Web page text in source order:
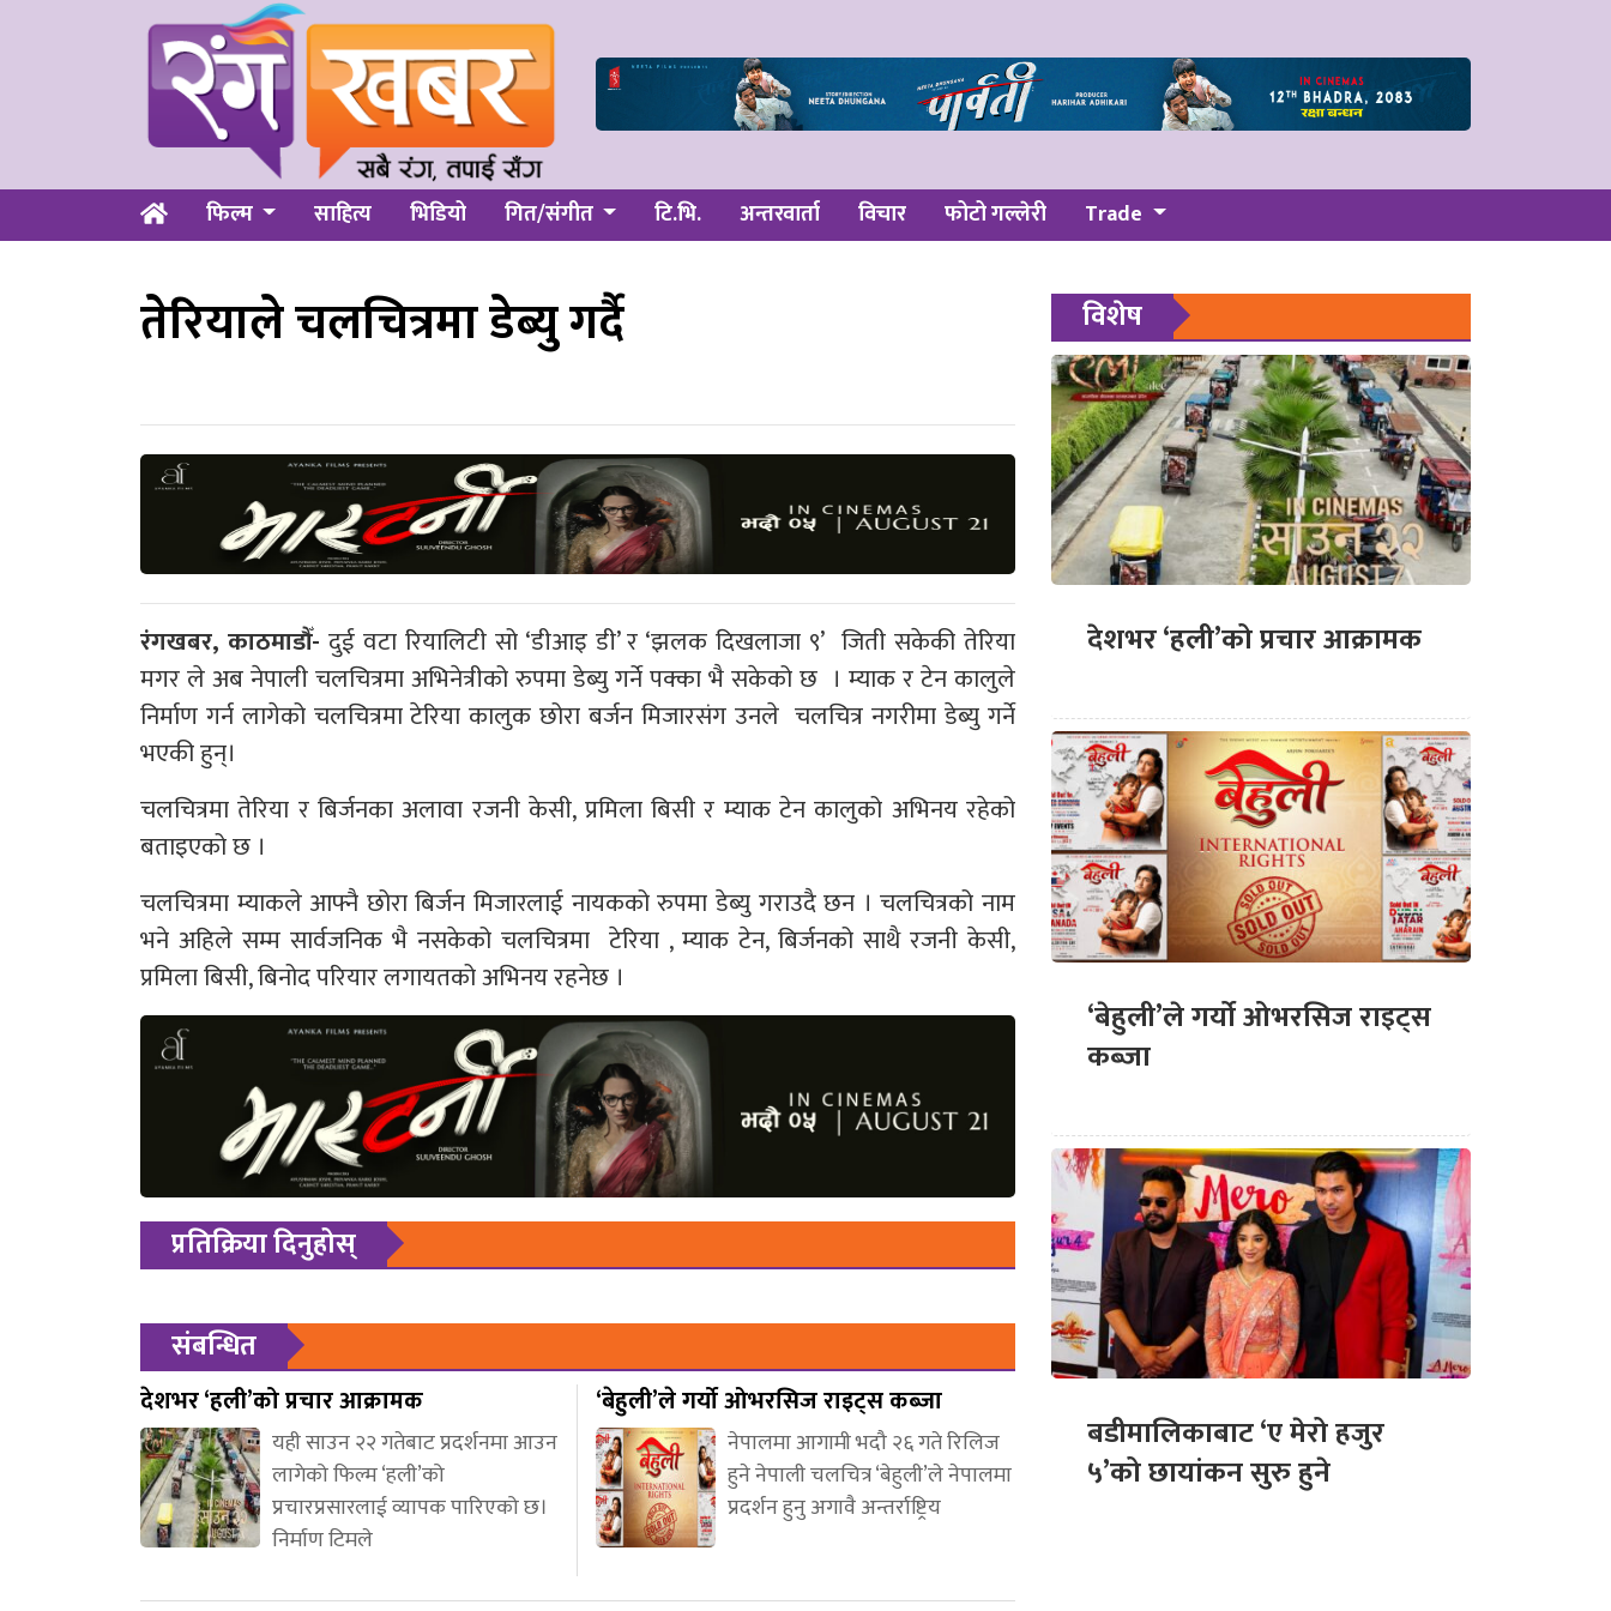
फिल्म साहित्य भिडियो गित/संगीत टि.भि. अन्तरवार्ता विचार फोटो गल्लेरी Trade
तेरियाले चलचित्रमा डेब्यु गर्दै
रंगखबर, काठमाडौँ- दुई वटा रियालिटी सो ‘डीआइ डी’ र ‘झलक दिखलाजा ९’ जिती सकेकी तेरिया
मगर ले अब नेपाली चलचित्रमा अभिनेत्रीको रुपमा डेब्यु गर्ने पक्का भै सकेको छ । म्याक र टेन कालुले
निर्माण गर्न लागेको चलचित्रमा टेरिया कालुक छोरा बर्जन मिजारसंग उनले चलचित्र नगरीमा डेब्यु गर्ने
भएकी हुन्।
चलचित्रमा तेरिया र बिर्जनका अलावा रजनी केसी, प्रमिला बिसी र म्याक टेन कालुको अभिनय रहेको
बताइएको छ ।
चलचित्रमा म्याकले आफ्नै छोरा बिर्जन मिजारलाई नायकको रुपमा डेब्यु गराउदै छन । चलचित्रको नाम
भने अहिले सम्म सार्वजनिक भै नसकेको चलचित्रमा टेरिया , म्याक टेन, बिर्जनको साथै रजनी केसी,
प्रमिला बिसी, बिनोद परियार लगायतको अभिनय रहनेछ ।
प्रतिक्रिया दिनुहोस्
संबन्धित
देशभर ‘हली’को प्रचार आक्रामक
यही साउन २२ गतेबाट प्रदर्शनमा आउन
लागेको फिल्म ‘हली’को
प्रचारप्रसारलाई व्यापक पारिएको छ।
निर्माण टिमले
‘बेहुली’ले गर्यो ओभरसिज राइट्स कब्जा
नेपालमा आगामी भदौ २६ गते रिलिज
हुने नेपाली चलचित्र ‘बेहुली’ले नेपालमा
प्रदर्शन हुनु अगावै अन्तर्राष्ट्रिय
विशेष
देशभर ‘हली’को प्रचार आक्रामक
‘बेहुली’ले गर्यो ओभरसिज राइट्स
कब्जा
बडीमालिकाबाट ‘ए मेरो हजुर
५’को छायांकन सुरु हुने